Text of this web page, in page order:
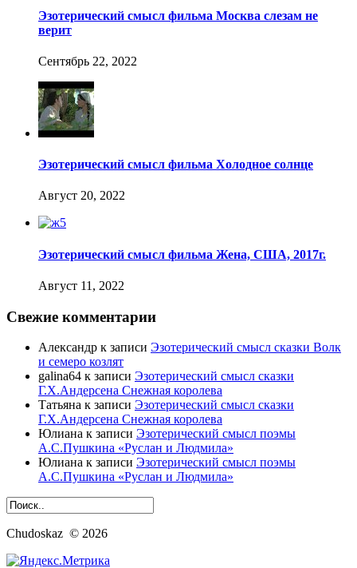
Эзотерический смысл фильма Москва слезам не
верит
Сентябрь 22, 2022
Эзотерический смысл фильма Холодное солнце
Август 20, 2022
Эзотерический смысл фильма Жена, США, 2017г.
Август 11, 2022
Свежие комментарии
Александр к записи Эзотерический смысл сказки Волк
и семеро козлят
galina64 к записи Эзотерический смысл сказки
Г.Х.Андерсена Снежная королева
Татьяна к записи Эзотерический смысл сказки
Г.Х.Андерсена Снежная королева
Юлиана к записи Эзотерический смысл поэмы
А.С.Пушкина «Руслан и Людмила»
Юлиана к записи Эзотерический смысл поэмы
А.С.Пушкина «Руслан и Людмила»
Chudoskaz © 2026